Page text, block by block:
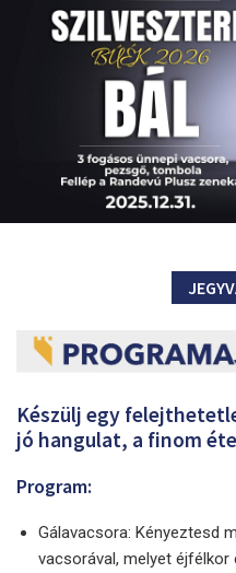
Készülj egy
jó hangulat, a finom
Program:
Gálavacsora: Kényeztesd
vacsorával, melyet